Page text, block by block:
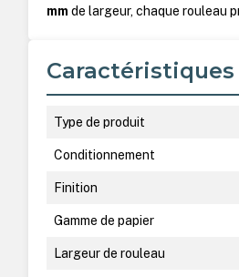
mm de largeur, chaque rouleau
Type de produit
Conditionnement
Finition
Gamme de papier
Largeur de rouleau